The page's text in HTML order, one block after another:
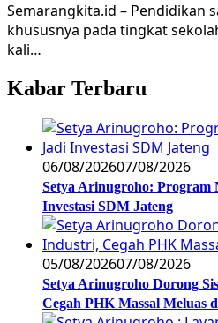
Semarangkita.id – Pendidikan
khususnya pada tingkat
kali…
Kabar Terbaru
06/08/202607/08/2026
Setya Arinugroho: Program
Investasi SDM Jateng
05/08/202607/08/2026
Setya Arinugroho Dorong
Cegah PHK Massal Meluas